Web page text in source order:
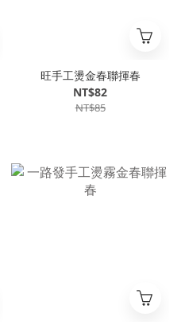
旺手工燙金春聯揮春
NT$82
NT$85